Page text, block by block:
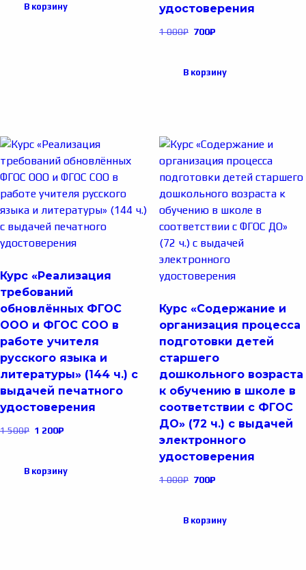
В корзину
удостоверения
1 000₽ 700₽
В корзину
Курс «Реализация
требований
обновлённых ФГОС
ООО и ФГОС СОО в
работе учителя
русского языка и
литературы» (144 ч.) с
выдачей печатного
удостоверения
1 500₽ 1 200₽
В корзину
Курс «Содержание и
организация процесса
подготовки детей
старшего
дошкольного возраста
к обучению в школе в
соответствии с ФГОС
ДО» (72 ч.) с выдачей
электронного
удостоверения
1 000₽ 700₽
В корзину